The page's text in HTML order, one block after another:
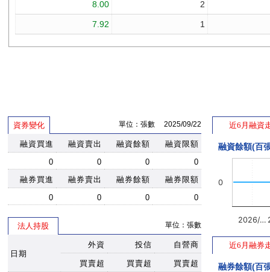
資券變化 單位：張數 2025/09/22
融資買進 融資賣出 融資餘額
融資限額
0
0 0
0
融券買進
融券賣出 融券餘額
融券限額
0
0 0 0
法人持股 單位：張數
日期
外資 投信 自營商
買賣超 買賣超
買賣超
近6月融資
融資餘額(百
2026/…
0
近6月融券
融券餘額(百